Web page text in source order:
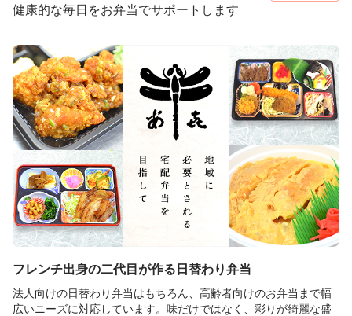
健康的な毎日をお弁当でサポートします
フレンチ出身の二代目が作る日替わり弁当
法人向けの日替わり弁当はもちろん、高齢者向けのお弁当まで幅
広いニーズに対応しています。味だけではなく、彩りが綺麗な盛